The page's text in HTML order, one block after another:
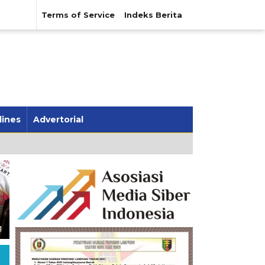
Terms of Service Indeks Berita
Advertorial
Kenalkan Budaya Lampung,
Mighrul Lappung Bersatu
Populerkan Sekubal Balak di
Jakarta
BPJS Kesehatan Luncurkan
Menabung untuk Bayar
Iuran